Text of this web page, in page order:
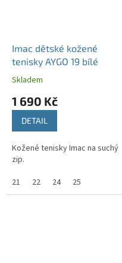
Imac dětské kožené
tenisky AYGO 19 bílé
Skladem
1 690 Kč
DETAIL
Kožené tenisky Imac na suchý
zip.
21
22 24 25